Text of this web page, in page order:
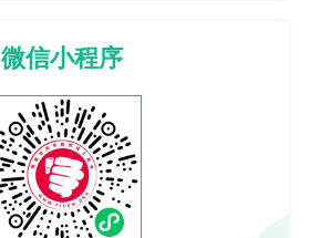
微信小程序